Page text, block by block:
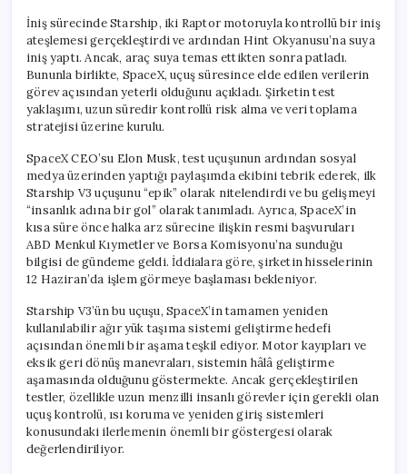
İniş sürecinde Starship, iki Raptor motoruyla kontrollü bir iniş
ateşlemesi gerçekleştirdi ve ardından Hint Okyanusu’na suya
iniş yaptı. Ancak, araç suya temas ettikten sonra patladı.
Bununla birlikte, SpaceX, uçuş süresince elde edilen verilerin
görev açısından yeterli olduğunu açıkladı. Şirketin test
yaklaşımı, uzun süredir kontrollü risk alma ve veri toplama
stratejisi üzerine kurulu.
SpaceX CEO’su Elon Musk, test uçuşunun ardından sosyal
medya üzerinden yaptığı paylaşımda ekibini tebrik ederek, ilk
Starship V3 uçuşunu “epik” olarak nitelendirdi ve bu gelişmeyi
“insanlık adına bir gol” olarak tanımladı. Ayrıca, SpaceX’in
kısa süre önce halka arz sürecine ilişkin resmi başvuruları
ABD Menkul Kıymetler ve Borsa Komisyonu’na sunduğu
bilgisi de gündeme geldi. İddialara göre, şirketin hisselerinin
12 Haziran’da işlem görmeye başlaması bekleniyor.
Starship V3’ün bu uçuşu, SpaceX’in tamamen yeniden
kullanılabilir ağır yük taşıma sistemi geliştirme hedefi
açısından önemli bir aşama teşkil ediyor. Motor kayıpları ve
eksik geri dönüş manevraları, sistemin hâlâ geliştirme
aşamasında olduğunu göstermekte. Ancak gerçekleştirilen
testler, özellikle uzun menzilli insanlı görevler için gerekli olan
uçuş kontrolü, ısı koruma ve yeniden giriş sistemleri
konusundaki ilerlemenin önemli bir göstergesi olarak
değerlendiriliyor.